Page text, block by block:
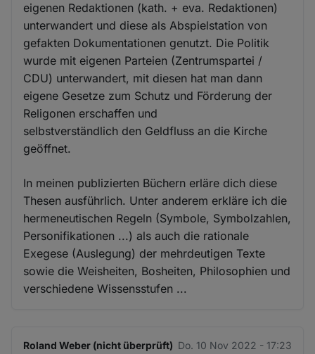
eigenen Redaktionen (kath. + eva. Redaktionen)
unterwandert und diese als Abspielstation von
gefakten Dokumentationen genutzt. Die Politik
wurde mit eigenen Parteien (Zentrumspartei /
CDU) unterwandert, mit diesen hat man dann
eigene Gesetze zum Schutz und Förderung der
Religonen erschaffen und
selbstverständlich den Geldfluss an die Kirche
geöffnet.
In meinen publizierten Büchern erläre dich diese
Thesen ausführlich. Unter anderem erkläre ich die
hermeneutischen Regeln (Symbole, Symbolzahlen,
Personifikationen ...) als auch die rationale
Exegese (Auslegung) der mehrdeutigen Texte
sowie die Weisheiten, Bosheiten, Philosophien und
verschiedene Wissensstufen ...
Roland Weber (nicht überprüft) Do. 10 Nov 2022 - 17:23